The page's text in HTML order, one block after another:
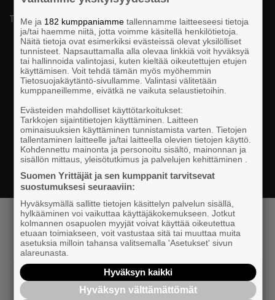
TULOSSA
MAJOITUS
Me ja 182 kumppaniammetallennamme laitteeseesi tietoja
ja/tai haemme niitä, jotta voimme käsitellä henkilötietoja.
Näitä tietoja ovat esimerkiksi evästeissä olevat yksilölliset
tunnisteet. Napsauttamalla alla olevaa linkkiä voit hyväksyä
tai hallinnoida valintojasi, kuten kieltää oikeutettujen etujen
käyttämisen. Voit tehdä tämän myös myöhemmin
Tietosuojakäytäntö-sivullamme. Valintasi välitetään
kumppaneillemme, eivätkä ne vaikuta selaustietoihin.
Evästeiden mahdolliset käyttötarkoitukset:
Tarkkojen sijaintitietojen käyttäminen. Laitteen
ominaisuuksien käyttäminen tunnistamista varten. Tietojen
tallentaminen laitteelle ja/tai laitteella olevien tietojen käyttö.
Kohdennettu mainonta ja personoitu sisältö, mainonnan ja
sisällön mittaus, yleisötutkimus ja palvelujen kehittäminen .
Suomen Yrittäjät ja sen kumppanit tarvitsevat
suostumuksesi seuraaviin:
Hyväksymällä sallitte tietojen käsittelyn palvelun sisällä,
hylkääminen voi vaikuttaa käyttäjäkokemukseen. Jotkut
kolmannen osapuolen myyjät voivat käyttää oikeutettua
etuaan toimiakseen, voit vastustaa sitä tai muuttaa muita
asetuksia milloin tahansa valitsemalla 'Asetukset' sivun
alareunasta.
Hyväksyn kaikki
Hyväksyn välttämättömät